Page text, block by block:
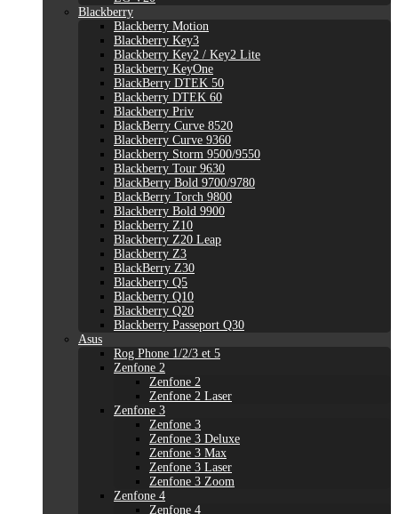
Blackberry
Blackberry Motion
Blackberry Key3
Blackberry Key2 / Key2 Lite
Blackberry KeyOne
BlackBerry DTEK 50
Blackberry DTEK 60
Blackberry Priv
BlackBerry Curve 8520
Blackberry Curve 9360
Blackberry Storm 9500/9550
Blackberry Tour 9630
BlackBerry Bold 9700/9780
BlackBerry Torch 9800
Blackberry Bold 9900
Blackberry Z10
Blackberry Z20 Leap
Blackberry Z3
BlackBerry Z30
Blackberry Q5
Blackberry Q10
Blackberry Q20
Blackberry Passeport Q30
Asus
Rog Phone 1/2/3 et 5
Zenfone 2
Zenfone 2
Zenfone 2 Laser
Zenfone 3
Zenfone 3
Zenfone 3 Deluxe
Zenfone 3 Max
Zenfone 3 Laser
Zenfone 3 Zoom
Zenfone 4
Zenfone 4